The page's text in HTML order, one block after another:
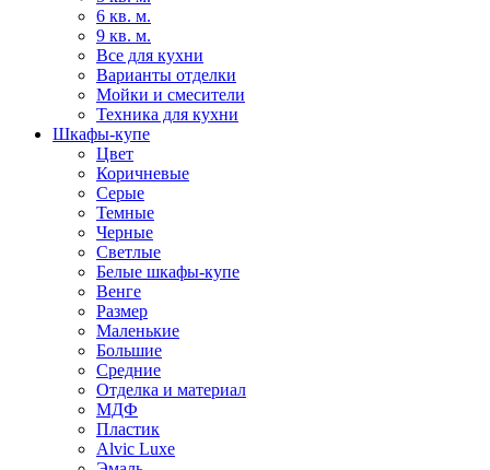
6 кв. м.
9 кв. м.
Все для кухни
Варианты отделки
Мойки и смесители
Техника для кухни
Шкафы-купе
Цвет
Коричневые
Серые
Темные
Черные
Светлые
Белые шкафы-купе
Венге
Размер
Маленькие
Большие
Средние
Отделка и материал
МДФ
Пластик
Alvic Luxe